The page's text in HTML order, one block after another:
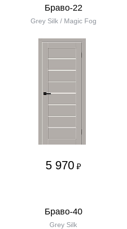
Браво-22
Grey Silk / Magic Fog
5 970 ₽
Браво-40
Grey Silk